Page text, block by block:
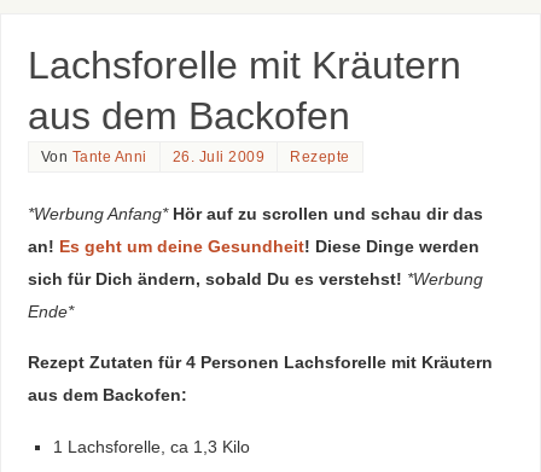
Lachsforelle mit Kräutern
aus dem Backofen
Von Tante Anni 26. Juli 2009 Rezepte
*Werbung Anfang* Hör auf zu scrollen und schau dir das
an! Es geht um deine Gesundheit! Diese Dinge werden
sich für Dich ändern, sobald Du es verstehst! *Werbung
Ende*
Rezept Zutaten für 4 Personen Lachsforelle mit Kräutern
aus dem Backofen:
1 Lachsforelle, ca 1,3 Kilo